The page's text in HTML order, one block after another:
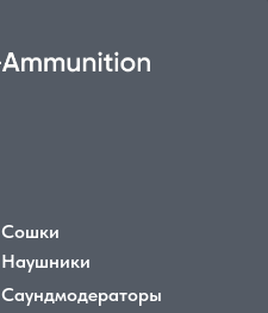
Сошки
Наушники
Саундмодераторы